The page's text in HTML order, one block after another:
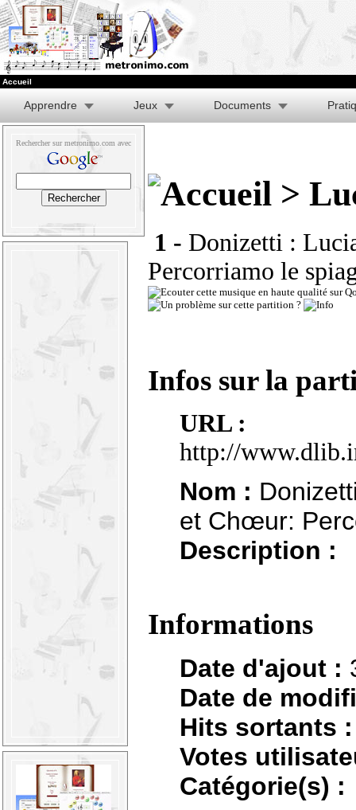
Accueil
Apprendre Jeux Documents
Rechercher sur metronimo.com avec
>
1 - Donizetti :
Percorriamo le
Infos sur la
URL :
http://
Nom :
et Chœur:
Description :
Informations
Date d'ajout :
Date de
Hits sortants :
Votes
Catégorie(s) :